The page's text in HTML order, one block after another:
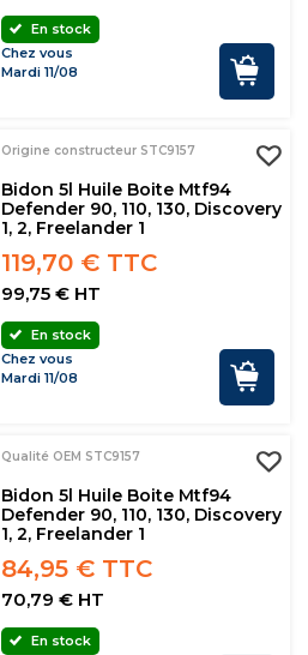
En stock
Chez vous
Mardi 11/08
Origine constructeur STC9157
Bidon 5l Huile Boite Mtf94
Defender 90, 110, 130, Discovery
1, 2, Freelander 1
119,70 € TTC
99,75 € HT
En stock
Chez vous
Mardi 11/08
Qualité OEM STC9157
Bidon 5l Huile Boite Mtf94
Defender 90, 110, 130, Discovery
1, 2, Freelander 1
84,95 € TTC
70,79 € HT
En stock